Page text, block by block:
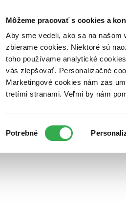
Môžeme pracovať s cookies a
Aby sme vedeli, ako sa na našom
zbierame cookies. Niektoré sú
toho používame analytické
vás zlepšovať. Personalizačné
Marketingové cookies nám zas
tretími stranami. Veľmi by nám
súhlasu
Potrebné
Poukážky Kontakt